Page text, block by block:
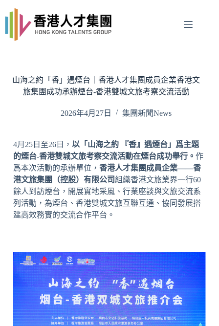
山海之約「香」遇煙台｜香港人才集團成員企業香港文
旅集團成功承辦煙台-香港雙城文旅考察交流活動
2026年4月27日 集團新聞News
4月25日至26日， 以「山海之約 『香』遇煙台」爲主題
的煙台-香港雙城文旅考察交流活動在煙台成功舉行。 作
爲本次活動的承辦單位， 香港人才集團成員企業——香
港文旅集團（控股）有限公司組織香港文旅業界一行60
餘人到訪煙台，開展實地采風、行業座談與文旅交流系
列活動，為煙台、香港雙城文旅互聯互通、協同發展搭
建高效務實的交流合作平台。